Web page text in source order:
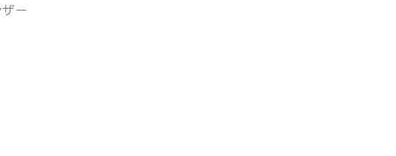
ー